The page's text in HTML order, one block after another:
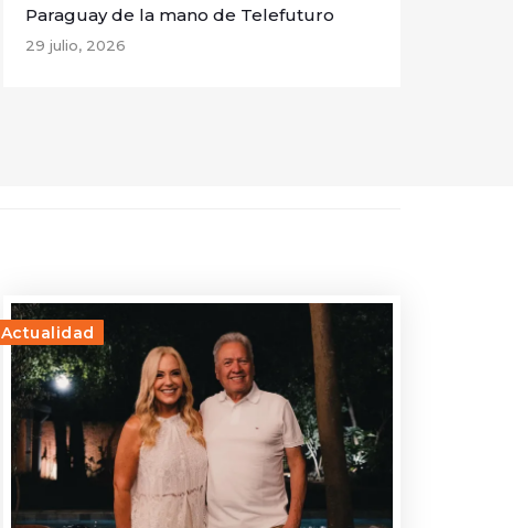
Paraguay de la mano de Telefuturo
29 julio, 2026
Actualidad